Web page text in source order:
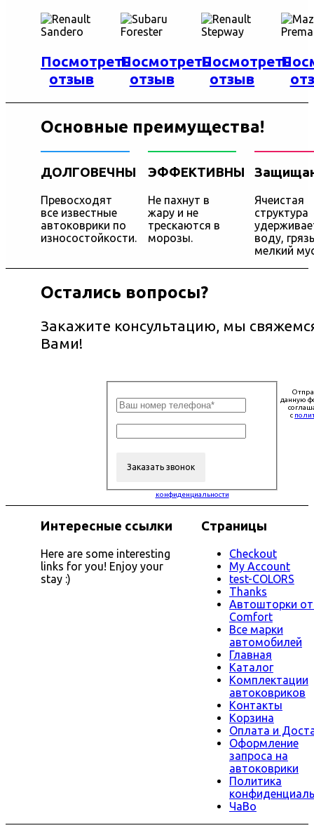
Посмотреть
отзыв
Посмотреть
отзыв
Посмотреть
отзыв
Основные преимущества!
ДОЛГОВЕЧНЫ
Превосходят
все известные
автоковрики по
износостойкости.
ЭФФЕКТИВНЫ
Не пахнут в
жару и не
трескаются в
морозы.
Ячеистая
структура
воду,
мелкий
Остались вопросы?
Закажите консультацию, мы
Вами!
данную
с
конфиденциальности
Интересные ссылки
Here are some interesting
links for you! Enjoy your
stay :)
Страницы
Checkout
My Account
test-COLORS
Thanks
Автошторки от
Comfort
Все марки
автомобилей
Главная
Каталог
Комплектации
автоковриков
Контакты
Корзина
Оплата и
Оформление
запроса на
автоковрики
Политика
ЧаВо